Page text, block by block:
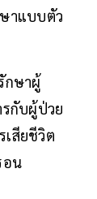
าแบบตัว
กษาผู้
กับผู้ป่วย
สียชีวิต
อน